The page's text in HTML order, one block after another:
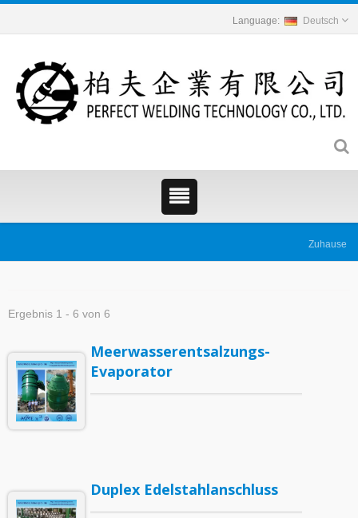
Deutsch
Zuhause
Ergebnis 1 - 6 von 6
Meerwasserentsalzungs-
Evaporator
Duplex Edelstahlanschluss